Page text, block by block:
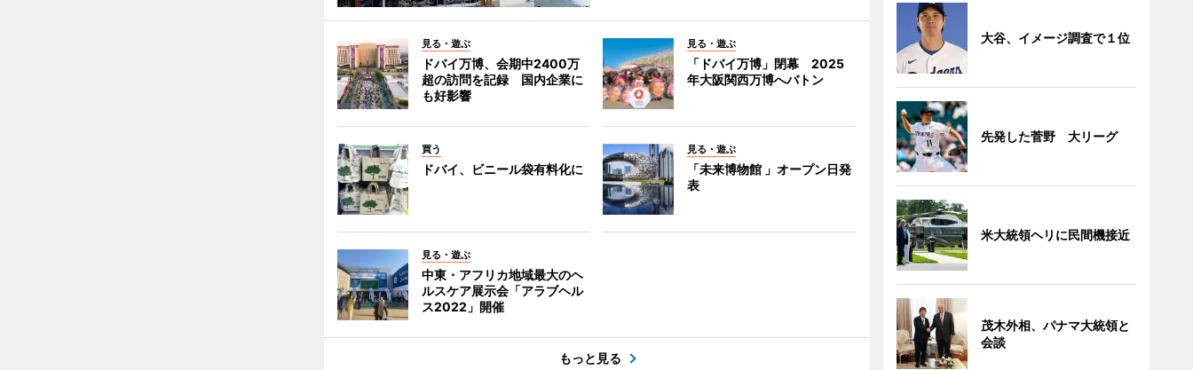
見る・遊ぶ
ドバイ万博、会期中2400万
超の訪問を記録 国内企業に
も好影響
見る・遊ぶ
「ドバイ万博」閉幕 2025
年大阪関西万博へバトン
買う
ドバイ、ビニール袋有料化に
見る・遊ぶ
「未来博物館 」オープン日発
表
見る・遊ぶ
中東・アフリカ地域最大のヘ
ルスケア展示会「アラブヘル
ス2022」開催
もっと見る
大谷、イメージ調査で１位
先発した菅野 大リーグ
米大統領ヘリに民間機接近
茂木外相、パナマ大統領と
会談